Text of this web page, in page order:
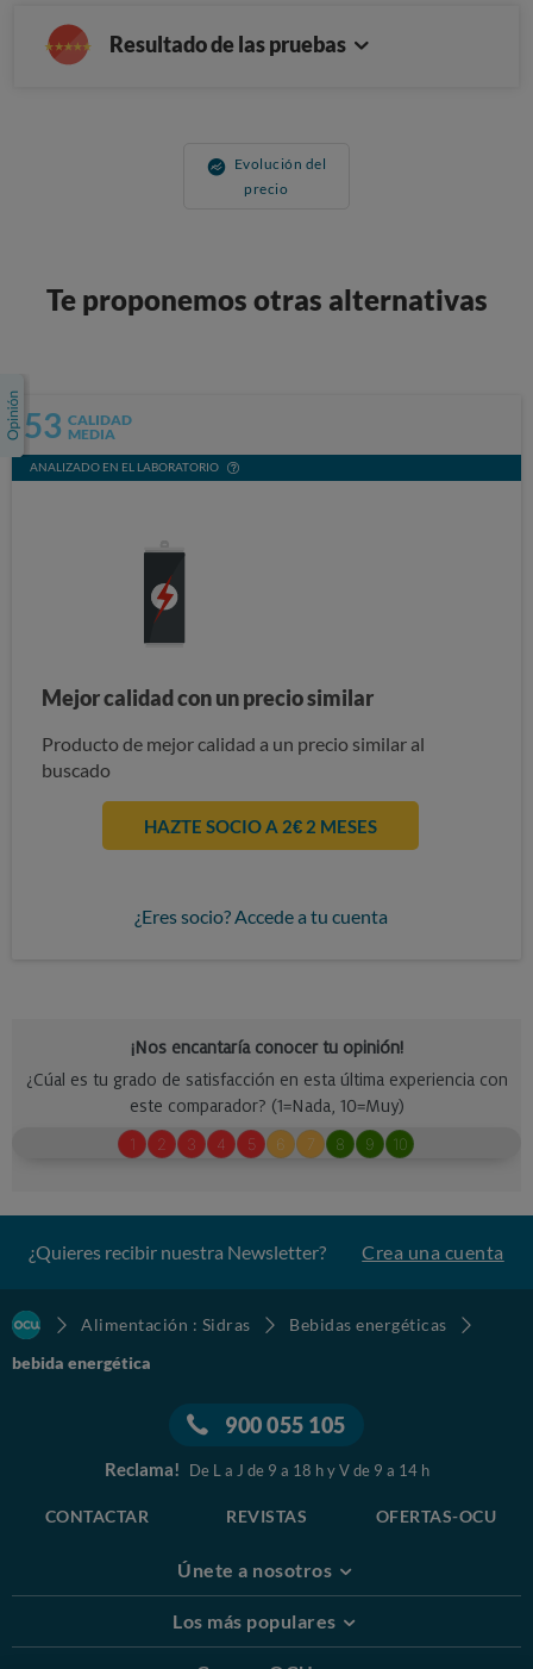
Resultado de las pruebas
Evolución del
precio
Te proponemos otras alternativas
53 CALIDAD
MEDIA
ANALIZADO EN EL LABORATORIO
Mejor calidad con un precio similar
Producto de mejor calidad a un precio similar al
buscado
HAZTE SOCIO A 2€ 2 MESES
¿Eres socio? Accede a tu cuenta
¿Quieres recibir nuestra Newsletter? Crea una cuenta
Alimentación : Sidras
Bebidas energéticas
bebida energética
900 055 105
Reclama! De L a J de 9 a 18 h y V de 9 a 14 h
CONTACTAR REVISTAS OFERTAS-OCU
Únete a nosotros
Los más populares